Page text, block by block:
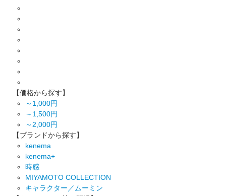
【価格から探す】
～1,000円
～1,500円
～2,000円
【ブランドから探す】
kenema
kenema+
時感
MIYAMOTO COLLECTION
キャラクター／ムーミン